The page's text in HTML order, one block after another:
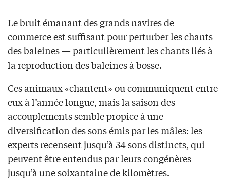
Le bruit émanant des grands navires de
commerce est suffisant pour perturber les chants
des baleines — particulièrement les chants liés à
la reproduction des baleines à bosse.
Ces animaux «chantent» ou communiquent entre
eux à l’année longue, mais la saison des
accouplements semble propice à une
diversification des sons émis par les mâles: les
experts recensent jusqu’à 34 sons distincts, qui
peuvent être entendus par leurs congénères
jusqu’à une soixantaine de kilomètres.